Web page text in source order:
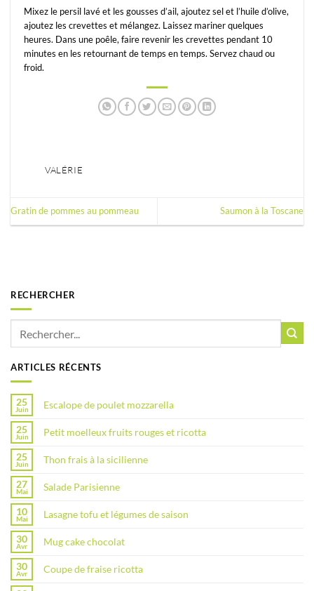
Mixez le persil lavé et les gousses d’ail, ajoutez sel et l’huile d’olive,
ajoutez les crevettes et mélangez. Laissez mariner quelques
heures. Dans une poêle, faire revenir les crevettes pendant 10
minutes en les retournant de temps en temps. Servez chaud ou
froid.
VALÉRIE
Gratin de pommes au pommeau Saumon à la Toscane
RECHERCHER
ARTICLES RÉCENTS
25
Juin Escalope de poulet mozzarella
25
Juin Petit moelleux fruits rouges et ricotta
25
Juin Thon frais à la sicilienne
27
Mai Salade Parisienne
10
Mai Lasagne tofu et légumes de saison
30
Avr Mug cake chocolat
30
Avr Coupe de fraise ricotta